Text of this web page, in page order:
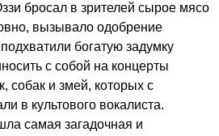
бросал в зрителей сырое мясо
вызывало одобрение
богатую задумку
с собой на концерты
собак и змей, которых с
в культового вокалиста.
самая загадочная и